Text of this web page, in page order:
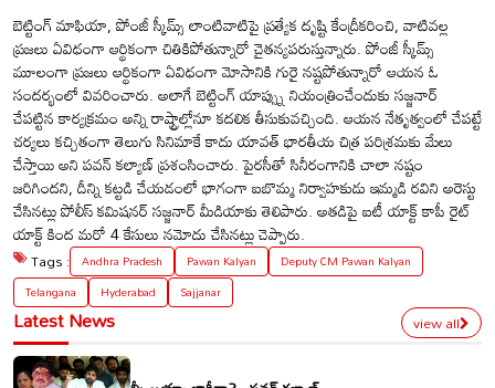
బెట్టింగ్ మాఫియా, పోంజీ స్కీమ్స్ లాంటివాటిపై ప్రత్యేక దృష్టి కేంద్రీకరించి, వాటివల్ల
ప్రజలు ఏవిధంగా ఆర్థికంగా చితికిపోతున్నారో చైతన్యపరుస్తున్నారు. పోంజీ స్కీమ్స్
మూలంగా ప్రజలు ఆర్థికంగా ఏవిధంగా మోసానికి గురై నష్టపోతున్నారో ఆయన ఓ
సందర్భంలో వివరించారు. అలాగే బెట్టింగ్ యాప్స్ను నియంత్రించేందుకు సజ్జనార్
చేపట్టిన కార్యక్రమం అన్ని రాష్ట్రాల్లోనూ కదలిక తీసుకువచ్చింది. ఆయన నేతృత్వంలో చేపట్టే
చర్యలు కచ్చితంగా తెలుగు సినిమాకే కాదు యావత్ భారతీయ చిత్ర పరిశ్రమకు మేలు
చేస్తాయి అని పవన్ కల్యాణ్ ప్రశంసించారు. పైరసీతో సినీరంగానికి చాలా నష్టం
జరిగిందని, దీన్ని కట్టడి చేయడంలో భాగంగా ఐబొమ్మ నిర్వాహకుడు ఇమ్మడి రవిని అరెస్టు
చేసినట్లు పోలీస్ కమిషనర్ సజ్జనార్ మీడియాకు తెలిపారు. అతడిపై ఐటీ యాక్ట్ కాపీ రైట్
యాక్ట్ కింద మరో 4 కేసులు నమోదు చేసినట్లు చెప్పారు.
Tags : Andhra Pradesh Pawan Kalyan
Deputy CM Pawan Kalyan
Telangana
Hyderabad Sajjanar
Latest News view all